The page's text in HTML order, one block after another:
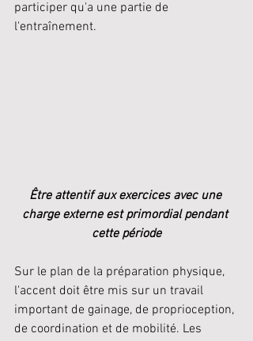
participer qu'a une partie de
l'entraînement.
Être attentif aux exercices avec une
charge externe est primordial pendant
cette période
Sur le plan de la préparation physique,
l'accent doit être mis sur un travail
important de gainage, de proprioception,
de coordination et de mobilité. Les